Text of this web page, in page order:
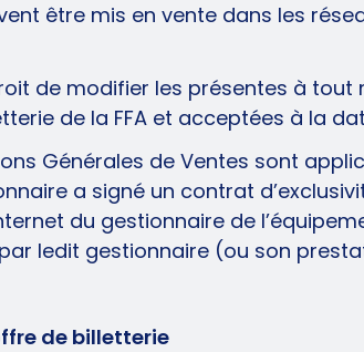
être mis en vente dans les
de modifier les présentes à
de la FFA et acceptées à la
Générales de Ventes sont
a signé un contrat
du gestionnaire de
ledit gestionnaire (ou son
de billetterie